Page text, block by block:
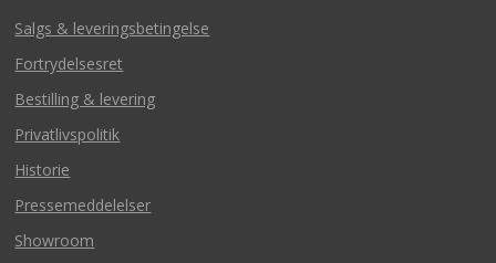
Salgs & leveringsbetingelse
Fortrydelsesret
Bestilling & levering
Privatlivspolitik
Historie
Pressemeddelelser
Showroom